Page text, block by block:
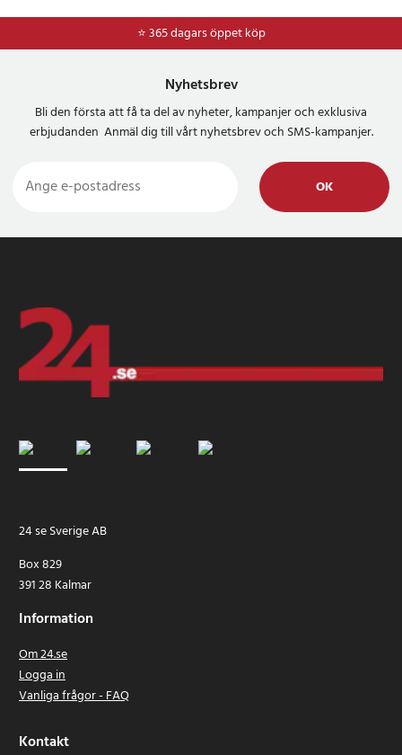
⭐ 365 dagars öppet köp
⭐Frakt 49kr *
Nyhetsbrev
Bli den första att få ta del av nyheter, kampanjer och exklusiva
erbjudanden Anmäl dig till vårt nyhetsbrev och SMS-kampanjer.
OK
24 se Sverige AB
Box 829
391 28 Kalmar
Information
Om 24.se
Logga in
Vanliga frågor - FAQ
Kontakt